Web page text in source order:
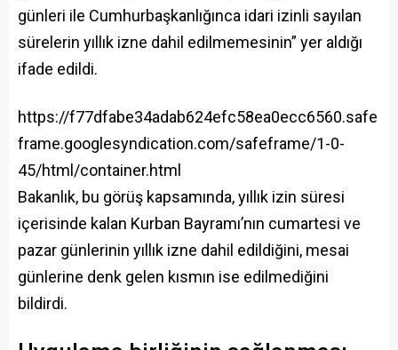
günleri ile Cumhurbaşkanlığınca idari izinli sayılan
sürelerin yıllık izne dahil edilmemesinin” yer aldığı
ifade edildi.
https://f77dfabe34adab624efc58ea0ecc6560.safe
frame.googlesyndication.com/safeframe/1-0-
45/html/container.html
Bakanlık, bu görüş kapsamında, yıllık izin süresi
içerisinde kalan Kurban Bayramı’nın cumartesi ve
pazar günlerinin yıllık izne dahil edildiğini, mesai
günlerine denk gelen kısmın ise edilmediğini
bildirdi.